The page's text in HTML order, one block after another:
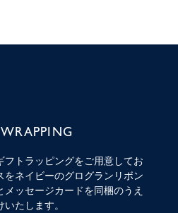
フトラッピングをご用意してお
をネイビーのグログランリボン
メッセージカードを同梱のうえ
いたします。